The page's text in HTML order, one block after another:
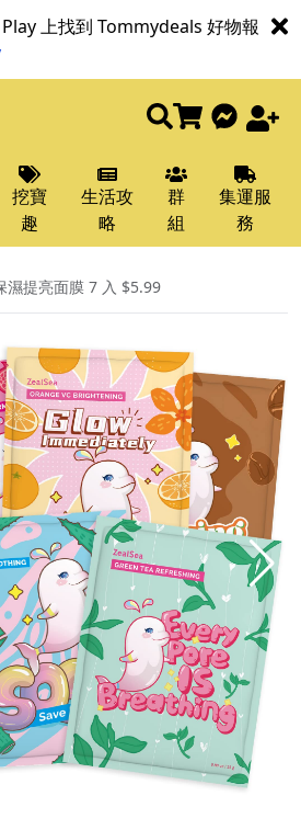
上找到 Tommydeals 好物報
挖寶
趣
生活攻
略
群
組
集運服
務
濕提亮面膜 7 入 $5.99